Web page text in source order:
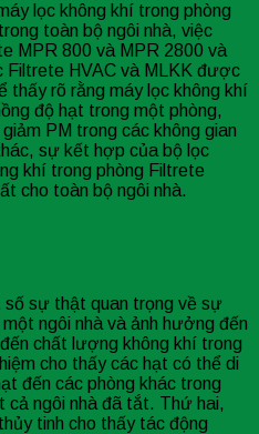
lọc không khí trong phòng
toàn bộ ngôi nhà, việc
MPR 800 và MPR 2800 và
HVAC và MLKK được
thấy rõ rằng máy lọc không khí
độ hạt trong một phòng,
PM trong các không gian
sự kết hợp của bộ lọc
khí trong phòng Filtrete
cho toàn bộ ngôi nhà.
số sự thật quan trọng về sự
ngôi nhà và ảnh hưởng đến
chất lượng không khí trong
cho thấy các hạt có thể di
đến các phòng khác trong
cả ngôi nhà đã tắt. Thứ hai,
tinh cho thấy tác động